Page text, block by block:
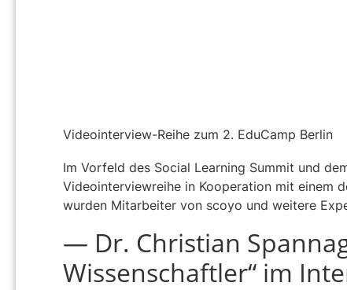
Videointerview-Reihe zum 2. EduCamp Berlin
Im Vorfeld des Social Learning Summit und
Videointerviewreihe in Kooperation mit einem
wurden Mitarbeiter von scoyo und weitere
— Dr. Christian
Wissenschaftler“ im